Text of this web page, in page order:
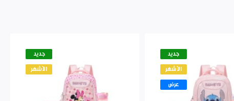
جديد
الأشهر
عرض
جديد
الأشهر